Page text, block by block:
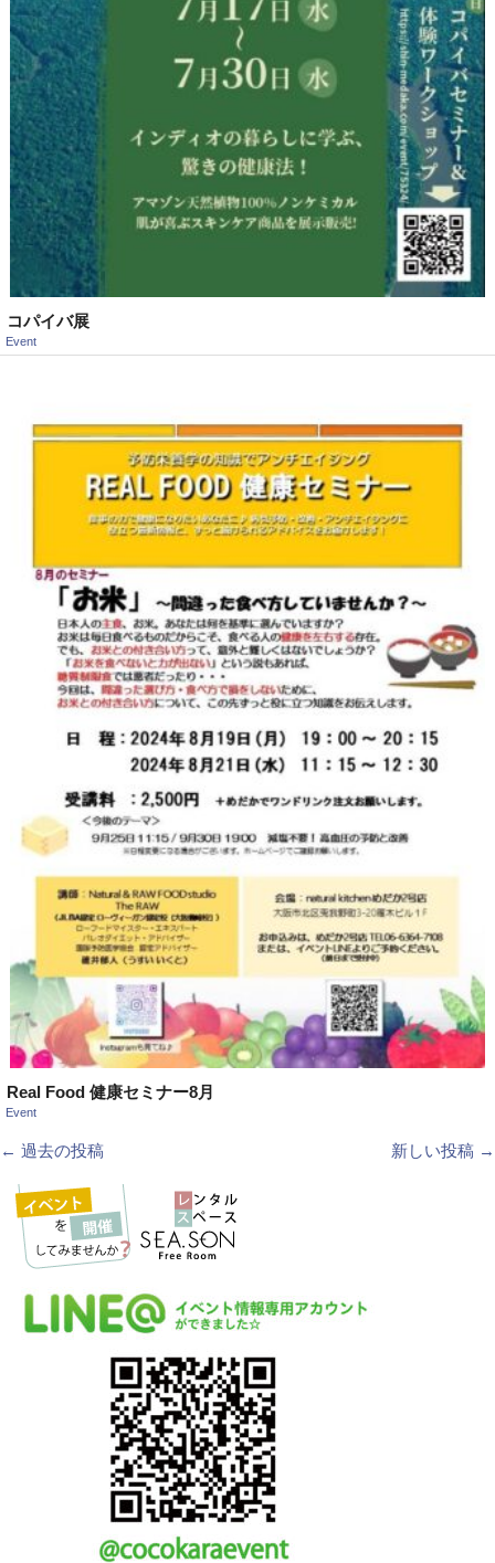
コパイバ展
Event
Real Food 健康セミナー8月
Event
投稿ナビゲーション
← 過去の投稿 新しい投稿 →